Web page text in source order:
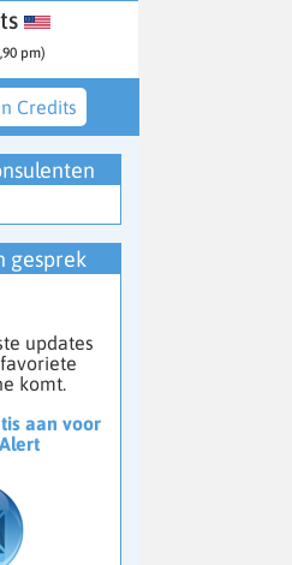
pm)
Credits
gesprek
updates
komt.
aan voor